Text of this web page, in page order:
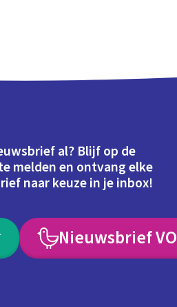
al? Blijf op de
melden en ontvang elke
naar keuze in je inbox!
Nieuwsbrief VO